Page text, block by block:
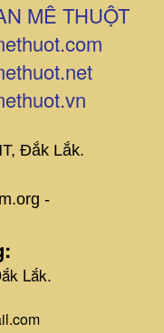
MÊ THUỘT
Đắk Lắk.
-
Lắk.